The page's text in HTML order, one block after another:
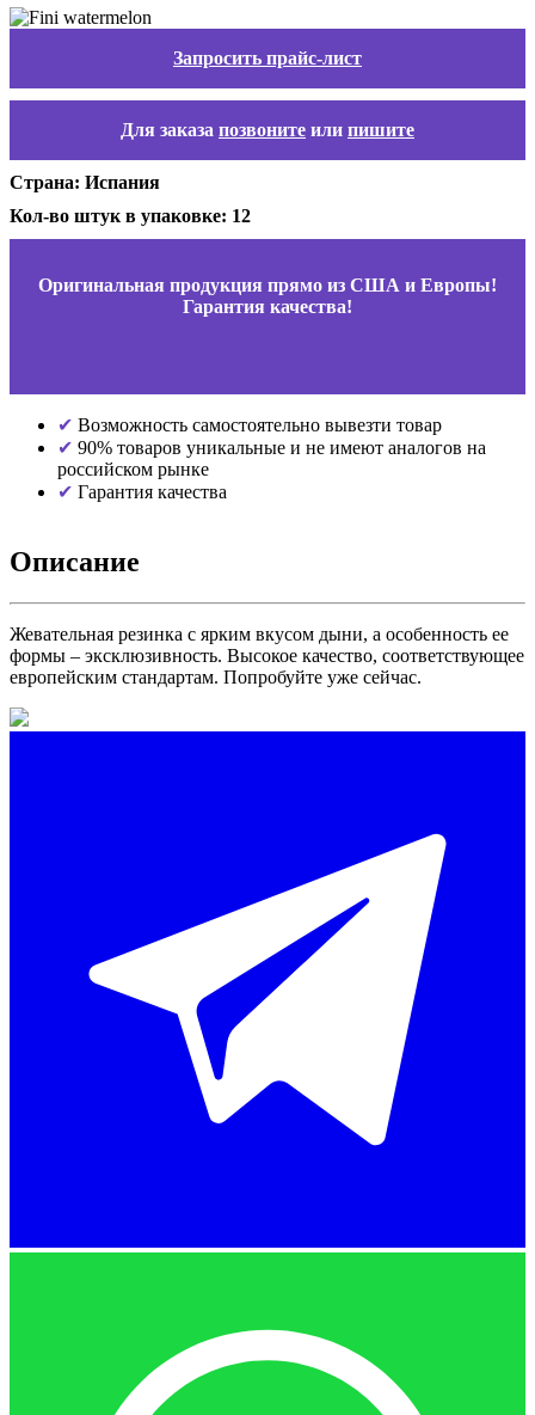
Запросить прайс-лист
Для заказа позвоните или пишите
Страна: Испания
Кол-во штук в упаковке: 12
Оригинальная продукция прямо из США и Европы!
Гарантия качества!
Возможность самостоятельно вывезти товар
90% товаров уникальные и не имеют аналогов на
российском рынке
Гарантия качества
Описание
Жевательная резинка с ярким вкусом дыни, а особенность ее
формы – эксклюзивность. Высокое качество, соответствующее
европейским стандартам. Попробуйте уже сейчас.